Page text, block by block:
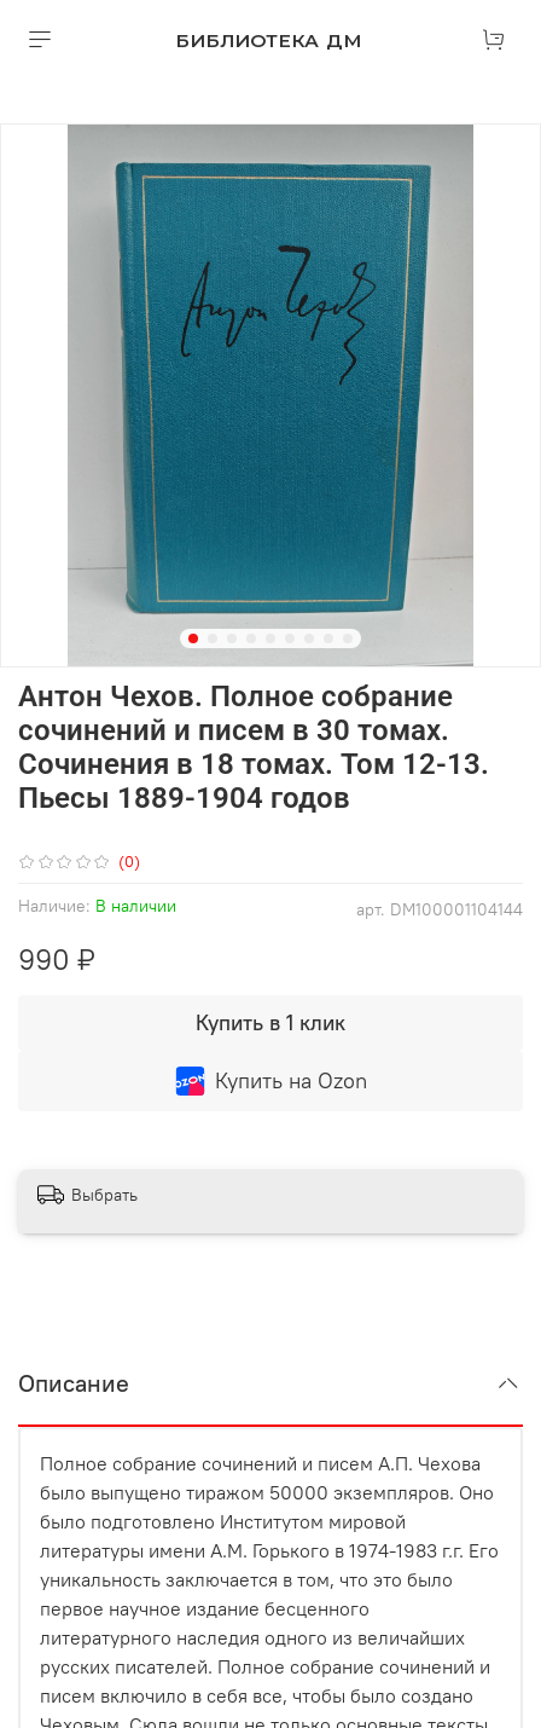
БИБЛИОТЕКА ДМ
(0)
арт. DM100001104144
Наличие: В наличии
Антон Чехов. Полное собрание
сочинений и писем в 30 томах.
Сочинения в 18 томах. Том 12-13.
Пьесы 1889-1904 годов
990 ₽
Купить в 1 клик
Купить на Ozon
Выбрать
Описание
Полное собрание сочинений и писем А.П. Чехова
было выпущено тиражом 50000 экземпляров. Оно
было подготовлено Институтом мировой
литературы имени А.М. Горького в 1974-1983 г.г. Его
уникальность заключается в том, что это было
первое научное издание бесценного
литературного наследия одного из величайших
русских писателей. Полное собрание сочинений и
писем включило в себя все, чтобы было создано